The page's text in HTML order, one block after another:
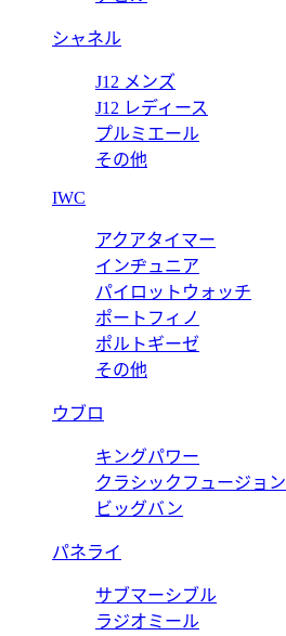
シャネル
J12 メンズ
J12 レディース
プルミエール
その他
IWC
アクアタイマー
インヂュニア
パイロットウォッチ
ポートフィノ
ポルトギーゼ
その他
ウブロ
キングパワー
クラシックフュージョン
ビッグバン
パネライ
サブマーシブル
ラジオミール